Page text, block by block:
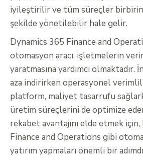
iyileştirilir ve tüm süreçler
şekilde yönetilebilir hale gelir.
Dynamics 365 Finance and
otomasyon aracı, işletmelerin
yaratmasına yardımcı olmaktadır.
aza indirirken operasyonel
platform, maliyet tasarrufu
üretim süreçlerini de optimize
rekabet avantajını elde etmek
Finance and Operations gibi
yatırım yapmaları önemli bir